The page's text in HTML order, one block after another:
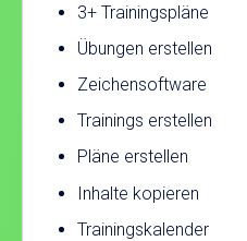
3+ Trainingspläne
Übungen erstellen
Zeichensoftware
Trainings erstellen
Pläne erstellen
Inhalte kopieren
Trainingskalender